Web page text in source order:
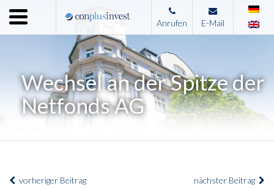
Menu
Home
Leistungen
Immobilienangebote
Kontakt
Anrufen E-Mail
Wechsel an der Spitze der
Netfonds AG
vorheriger Beitrag nächster Beitrag